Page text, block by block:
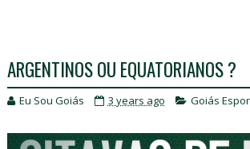
ARGENTINOS OU EQUATORIANOS ?
Eu Sou Goiás 3 years ago Goiás